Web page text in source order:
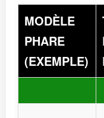
MODÈLE
PHARE
(EXEMPLE)